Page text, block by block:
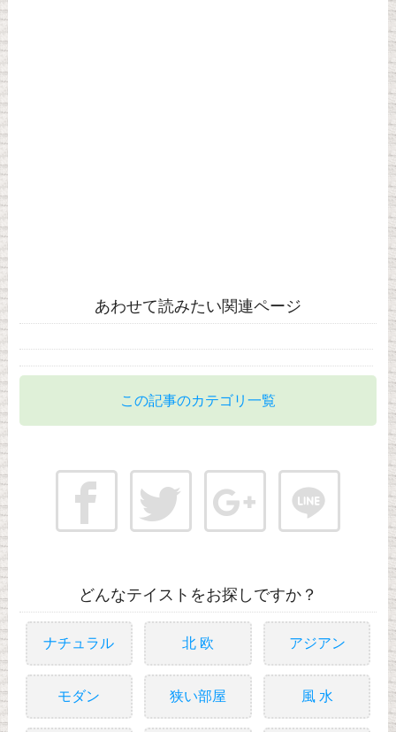
あわせて読みたい関連ページ
この記事のカテゴリ一覧
どんなテイストをお探しですか？
ナチュラル 北 欧 アジアン
モダン 狭い部屋 風 水